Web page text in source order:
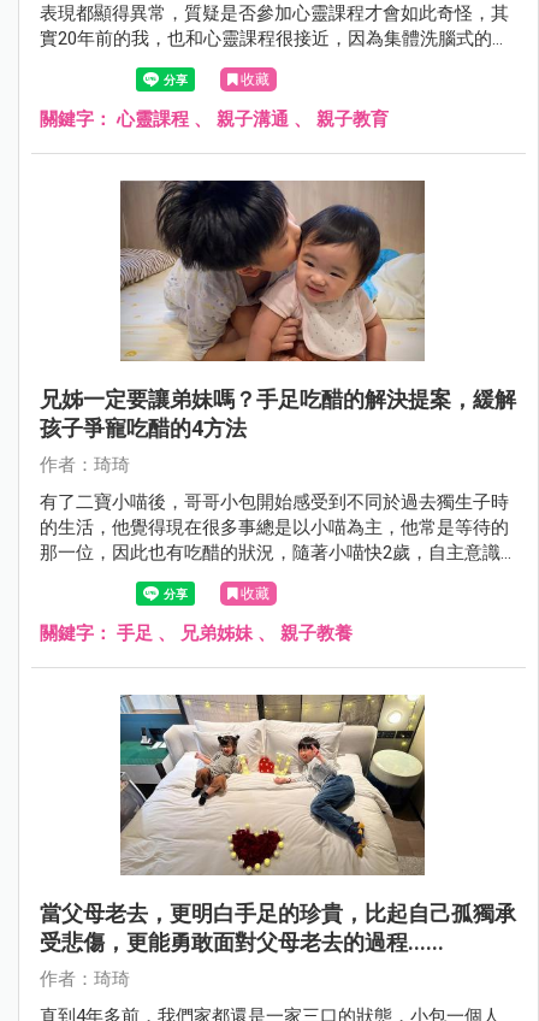
表現都顯得異常，質疑是否參加心靈課程才會如此奇怪，其
實20年前的我，也和心靈課程很接近，因為集體洗腦式的手
法讓我很卻步，而現在又有即將進入青春期的兒子小包，也
讓我想到若有一天孩子跟我說他想上心靈課程，我該怎麼
做？
收藏
關鍵字：心靈課程 、 親子溝通 、 親子教育
兄姊一定要讓弟妹嗎？手足吃醋的解決提案，緩解
孩子爭寵吃醋的4方法
作者：琦琦
有了二寶小喵後，哥哥小包開始感受到不同於過去獨生子時
的生活，他覺得現在很多事總是以小喵為主，他常是等待的
那一位，因此也有吃醋的狀況，隨著小喵快2歲，自主意識
越來越強，兄妹互動相處也給爸媽帶來更多挑戰，手足之間
吃醋、爭寵究竟該怎辦呢？收藏
關鍵字： 手足 、 兄弟姊妹 、 親子教養
當父母老去，更明白手足的珍貴，比起自己孤獨承
受悲傷，更能勇敢面對父母老去的過程......
作者：琦琦
直到4年多前，我們家都還是一家三口的狀態，小包一個人